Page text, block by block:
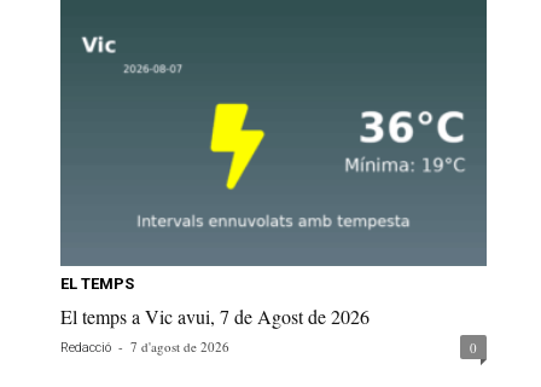
EL TEMPS
El temps a Vic avui, 7 de Agost de 2026
Redacció - 7 d'agost de 2026 0